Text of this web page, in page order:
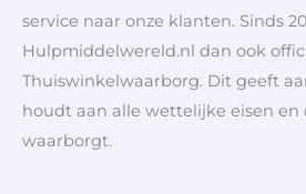
service naar onze klanten. Sinds
Hulpmiddelwereld.nl dan ook
Thuiswinkelwaarborg. Dit geeft
houdt aan alle wettelijke eisen
waarborgt.